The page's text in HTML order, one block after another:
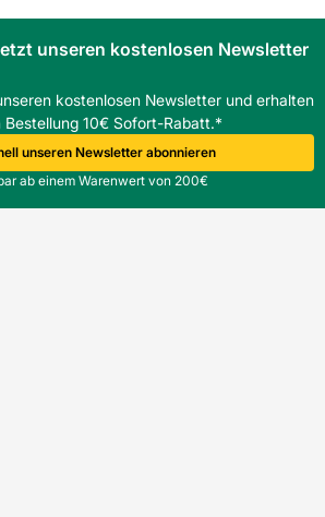
unseren kostenlosen Newsletter
kostenlosen Newsletter und erhalten
10€ Sofort-Rabatt.*
unseren Newsletter abonnieren
ab einem Warenwert von 200€